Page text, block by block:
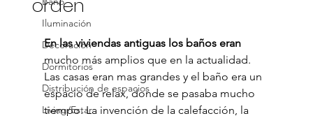
Iluminación
Decoración
Dormitorios
Distribución de espacios
Living/Estar
orden
En las viviendas antiguas los baños eran
mucho más amplios que en la actualidad.
Las casas eran mas grandes y el baño era un
espacio de relax, donde se pasaba mucho
tiempo. La invención de la calefacción, la